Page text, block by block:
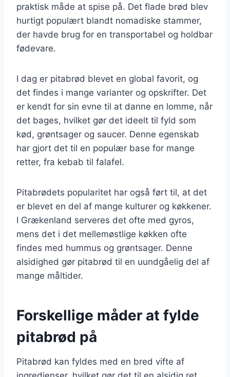
praktisk måde at spise på. Det flade brød blev
hurtigt populært blandt nomadiske stammer,
der havde brug for en transportabel og holdbar
fødevare.
I dag er pitabrød blevet en global favorit, og
det findes i mange varianter og opskrifter. Det
er kendt for sin evne til at danne en lomme, når
det bages, hvilket gør det ideelt til fyld som
kød, grøntsager og saucer. Denne egenskab
har gjort det til en populær base for mange
retter, fra kebab til falafel.
Pitabrødets popularitet har også ført til, at det
er blevet en del af mange kulturer og køkkener.
I Grækenland serveres det ofte med gyros,
mens det i det mellemøstlige køkken ofte
findes med hummus og grøntsager. Denne
alsidighed gør pitabrød til en uundgåelig del af
mange måltider.
Forskellige måder at fylde
pitabrød på
Pitabrød kan fyldes med en bred vifte af